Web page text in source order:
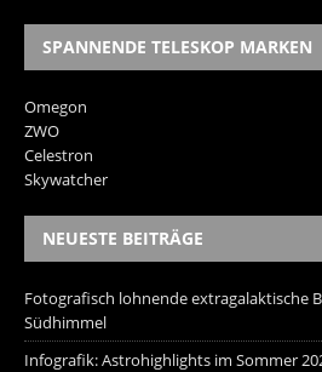
SPANNENDE TELESKOP MARKEN
Omegon
ZWO
Celestron
Skywatcher
NEUESTE BEITRÄGE
Fotografisch lohnende extragalaktische
Südhimmel
Infografik: Astrohighlights im Sommer